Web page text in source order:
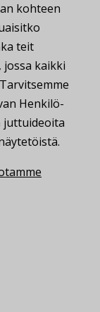
kohteen
teit
jossa kaikki
Henkilö-
juttuideoita